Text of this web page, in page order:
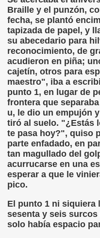
Braille y el punzón,
fecha, se plantó
tapizada de papel, y
su abecedario para
reconocimiento, de
acudieron en piña;
cajetín, otros para
maestro", iba a
punto 1, en lugar de
frontera que
u, le dio un empujón
tiró al suelo. "¿Estás
te pasa hoy?", quiso
parte enfadado, en
tan magullado del
acurrucarse en una
esperar a que le
pico.
El punto 1 ni siquiera
sesenta y seis
solo había espacio
los Ciegos (Pablo
Bejarano)
León (Juan José Miñana)
a Charles Barbier
(Pedro Zurita)
Sus Precios (Pedro
de l'Adolescència
a Desarrollar CRE
en Peligro de Extinción
Todos (Pedro Zurita)
Borrás)